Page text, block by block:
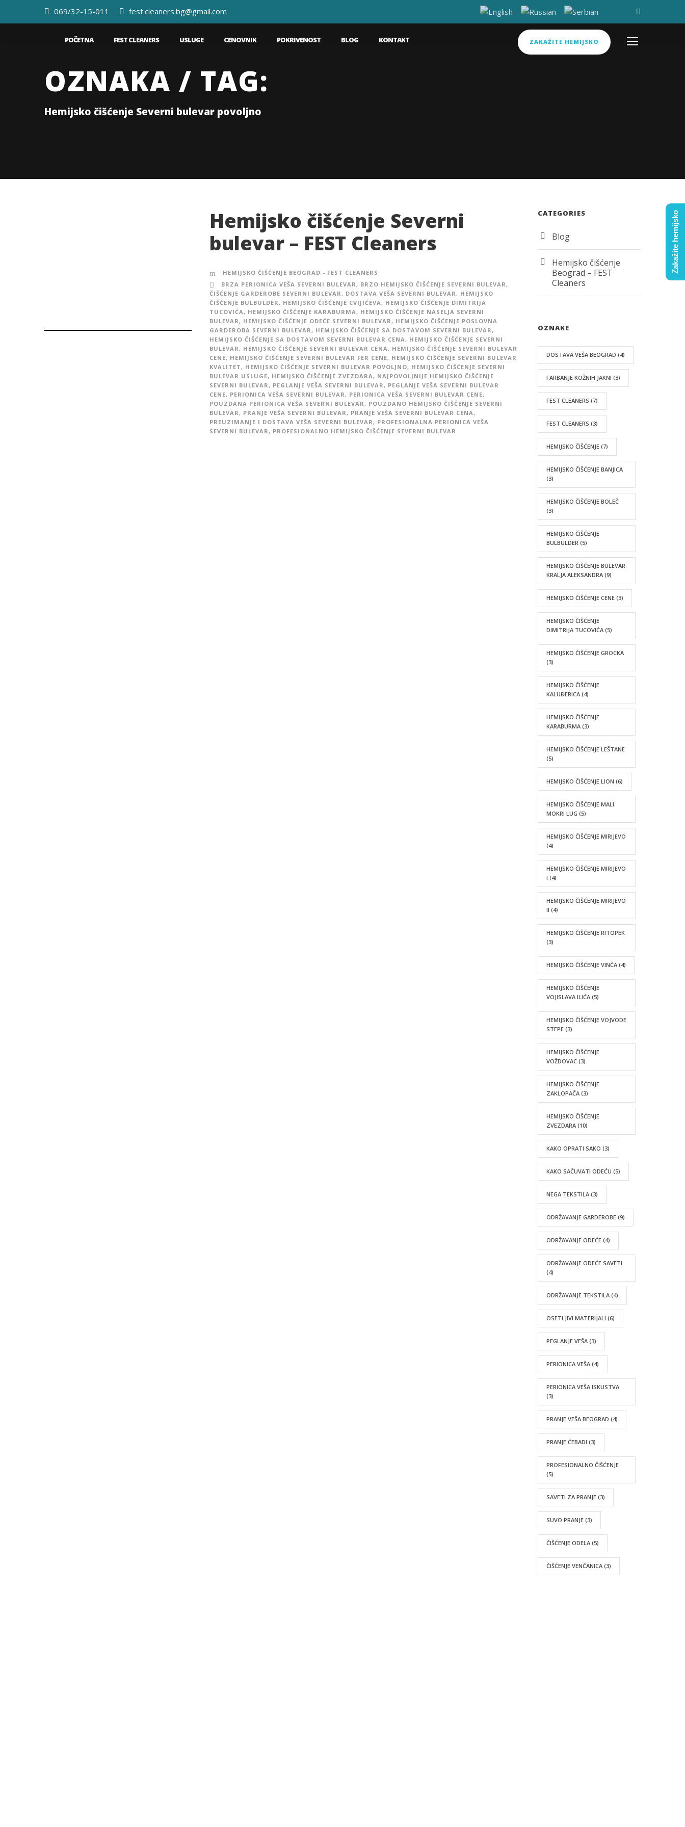
069/32-15-011 fest.cleaners.bg@gmail.com
POČETNA FEST CLEANERS USLUGE CENOVNIK POKRIVENOST BLOG KONTAKT ZAKAŽITE HEMIJSKO
OZNAKA / TAG:
Hemijsko čišćenje Severni bulevar povoljno
Hemijsko čišćenje Severni
bulevar – FEST Cleaners
HEMIJSKO ČIŠĆENJE BEOGRAD - FEST CLEANERS
BRZA PERIONICA VEŠA SEVERNI BULEVAR, BRZO HEMIJSKO ČIŠĆENJE SEVERNI BULEVAR,
ČIŠĆENJE GARDEROBE SEVERNI BULEVAR, DOSTAVA VEŠA SEVERNI BULEVAR, HEMIJSKO
ČIŠĆENJE BULBULDER, HEMIJSKO ČIŠĆENJE CVIJIĆEVA, HEMIJSKO ČIŠĆENJE DIMITRIJA
TUCOVIĆA, HEMIJSKO ČIŠĆENJE KARABURMA, HEMIJSKO ČIŠĆENJE NASELJA SEVERNI
BULEVAR, HEMIJSKO ČIŠĆENJE ODEĆE SEVERNI BULEVAR, HEMIJSKO ČIŠĆENJE POSLOVNA
GARDEROBA SEVERNI BULEVAR, HEMIJSKO ČIŠĆENJE SA DOSTAVOM SEVERNI BULEVAR,
HEMIJSKO ČIŠĆENJE SA DOSTAVOM SEVERNI BULEVAR CENA, HEMIJSKO ČIŠĆENJE SEVERNI
BULEVAR, HEMIJSKO ČIŠĆENJE SEVERNI BULEVAR CENA, HEMIJSKO ČIŠĆENJE SEVERNI BULEVAR
CENE, HEMIJSKO ČIŠĆENJE SEVERNI BULEVAR FER CENE, HEMIJSKO ČIŠĆENJE SEVERNI BULEVAR
KVALITET, HEMIJSKO ČIŠĆENJE SEVERNI BULEVAR POVOLJNO, HEMIJSKO ČIŠĆENJE SEVERNI
BULEVAR USLUGE, HEMIJSKO ČIŠĆENJE ZVEZDARA, NAJPOVOLJNIJE HEMIJSKO ČIŠĆENJE
SEVERNI BULEVAR, PEGLANJE VEŠA SEVERNI BULEVAR, PEGLANJE VEŠA SEVERNI BULEVAR
CENE, PERIONICA VEŠA SEVERNI BULEVAR, PERIONICA VEŠA SEVERNI BULEVAR CENE,
POUZDANA PERIONICA VEŠA SEVERNI BULEVAR, POUZDANO HEMIJSKO ČIŠĆENJE SEVERNI
BULEVAR, PRANJE VEŠA SEVERNI BULEVAR, PRANJE VEŠA SEVERNI BULEVAR CENA,
PREUZIMANJE I DOSTAVA VEŠA SEVERNI BULEVAR, PROFESIONALNA PERIONICA VEŠA
SEVERNI BULEVAR, PROFESIONALNO HEMIJSKO ČIŠĆENJE SEVERNI BULEVAR
CATEGORIES
Blog
Hemijsko čišćenje
Beograd – FEST
Cleaners
OZNAKE
DOSTAVA VEŠA BEOGRAD (4)
FARBANJE KOŽNIH JAKNI (3)
FEST CLEANERS (7)
FEST CLEANERS (3)
HEMIJSKO ČIŠĆENJE (7)
HEMIJSKO ČIŠĆENJE BANJICA
(3)
HEMIJSKO ČIŠĆENJE BOLEČ
(3)
HEMIJSKO ČIŠĆENJE
BULBULDER (5)
HEMIJSKO ČIŠĆENJE BULEVAR
KRALJA ALEKSANDRA (9)
HEMIJSKO ČIŠĆENJE CENE (3)
HEMIJSKO ČIŠĆENJE
DIMITRIJA TUCOVIĆA (5)
HEMIJSKO ČIŠĆENJE GROCKA
(3)
HEMIJSKO ČIŠĆENJE
KALUĐERICA (4)
HEMIJSKO ČIŠĆENJE
KARABURMA (3)
HEMIJSKO ČIŠĆENJE LEŠTANE
(5)
HEMIJSKO ČIŠĆENJE LION (6)
HEMIJSKO ČIŠĆENJE MALI
MOKRI LUG (5)
HEMIJSKO ČIŠĆENJE MIRIJEVO
(4)
HEMIJSKO ČIŠĆENJE MIRIJEVO
I (4)
HEMIJSKO ČIŠĆENJE MIRIJEVO
II (4)
HEMIJSKO ČIŠĆENJE RITOPEK
(3)
HEMIJSKO ČIŠĆENJE VINČA (4)
HEMIJSKO ČIŠĆENJE
VOJISLAVA ILIĆA (5)
HEMIJSKO ČIŠĆENJE VOJVODE
STEPE (3)
HEMIJSKO ČIŠĆENJE
VOŽDOVAC (3)
HEMIJSKO ČIŠĆENJE
ZAKLOPAČA (3)
HEMIJSKO ČIŠĆENJE
ZVEZDARA (10)
KAKO OPRATI SAKO (3)
KAKO SAČUVATI ODEĆU (5)
NEGA TEKSTILA (3)
ODRŽAVANJE GARDEROBE (9)
ODRŽAVANJE ODEĆE (4)
ODRŽAVANJE ODEĆE SAVETI
(4)
ODRŽAVANJE TEKSTILA (4)
OSETLJIVI MATERIJALI (6)
PEGLANJE VEŠA (3)
PERIONICA VEŠA (4)
PERIONICA VEŠA ISKUSTVA
(3)
PRANJE VEŠA BEOGRAD (4)
PRANJE ĆEBADI (3)
PROFESIONALNO ČIŠĆENJE
(5)
SAVETI ZA PRANJE (3)
SUVO PRANJE (3)
ČIŠĆENJE ODELA (5)
ČIŠĆENJE VENČANICA (3)
Zakažite hemijsko